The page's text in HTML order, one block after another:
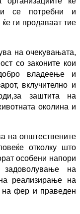
се потребни и
ќе ги продавааттие
на очекувањата,
со законите кои
владеење и
, вклучително и
,за заштита на
околина и
на општествените
отколку што
особени напори
вање на
реализирање на
на фер и праведен